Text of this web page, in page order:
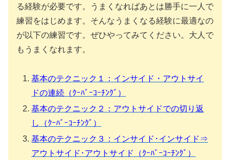
る経験が必要です。うまくなればあとは勝手に一人で
練習をはじめます。そんなうまくなる経験に最適なの
が以下の練習です。ぜひやってみてください。大人で
もうまくなれます。
基本のテクニック１：インサイド・アウトサイ
ドの連続（ｸｰﾊﾞｰｺｰﾁﾝｸﾞ）
基本のテクニック２：アウトサイドでの切り返
し（ｸｰﾊﾞｰｺｰﾁﾝｸﾞ）
基本のテクニック３：インサイド･インサイド⇒
アウトサイド･アウトサイド（ｸｰﾊﾞｰｺｰﾁﾝｸﾞ）